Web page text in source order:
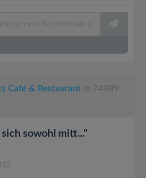
Café & Restaurant in 74889
sowohl mitt..."